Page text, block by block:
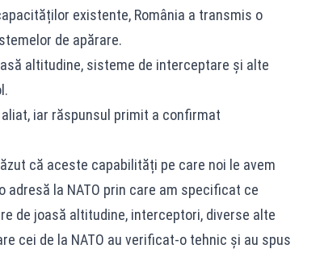
existente, România a transmis o
de apărare.
altitudine, sisteme de interceptare și alte
iar răspunsul primit a confirmat
că aceste capabilități pe care noi le avem
la NATO prin care am specificat ce
de joasă altitudine, interceptori, diverse alte
cei de la NATO au verificat-o tehnic și au spus